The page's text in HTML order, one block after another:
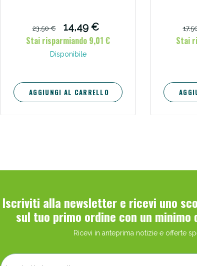
23,50 €
14,49 €
Stai risparmiando 9,01 €
Disponibile
AGGIUNGI AL CARRELLO
Stai
Iscriviti alla newsletter e ricevi uno
sul tuo primo ordine con un minimo
Ricevi in anteprima notizie e offerte